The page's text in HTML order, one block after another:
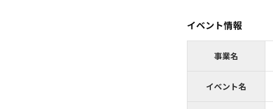
イベント情報
事業名
イベント名